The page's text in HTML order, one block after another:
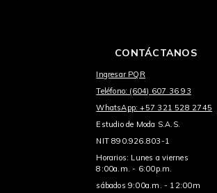
CONTÁCTANOS
Ingresar PQR
Teléfono: (604) 607 36 93
WhatsApp: +57 321 528 2745
Estudio de Moda S.A.S.
NIT 890.926.803-1
Horarios: Lunes a viernes
8:00a.m. - 6:00p.m.
sábados 9:00a.m. - 12:00m